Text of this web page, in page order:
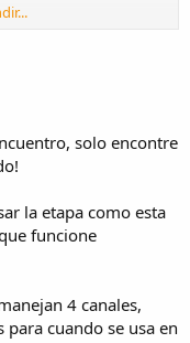
solo encontre
la etapa como esta
funcione
4 canales,
cuando se usa en